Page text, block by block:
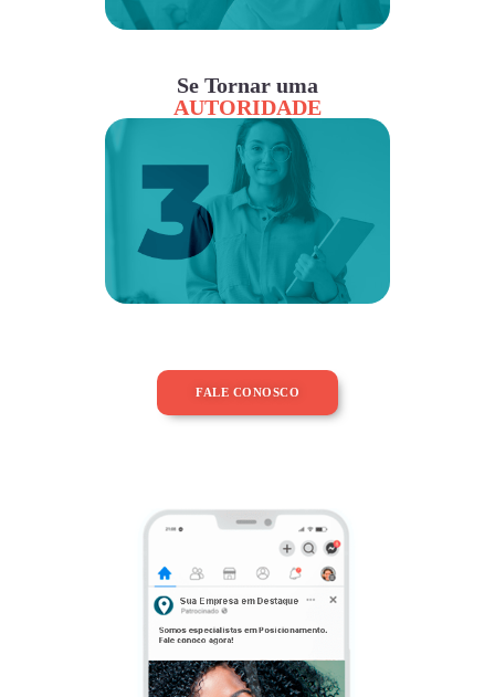
Se Tornar uma
AUTORIDADE
FALE CONOSCO